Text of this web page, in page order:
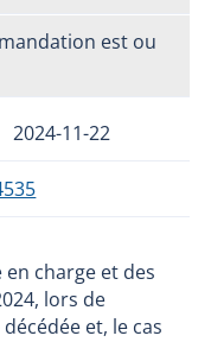
est ou
2024-11-22
charge et des
lors de
et, le cas